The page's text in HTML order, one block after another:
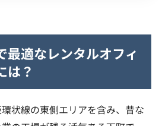
最適なレンタルオフィ
は？
状線の東側エリアを含み、昔な